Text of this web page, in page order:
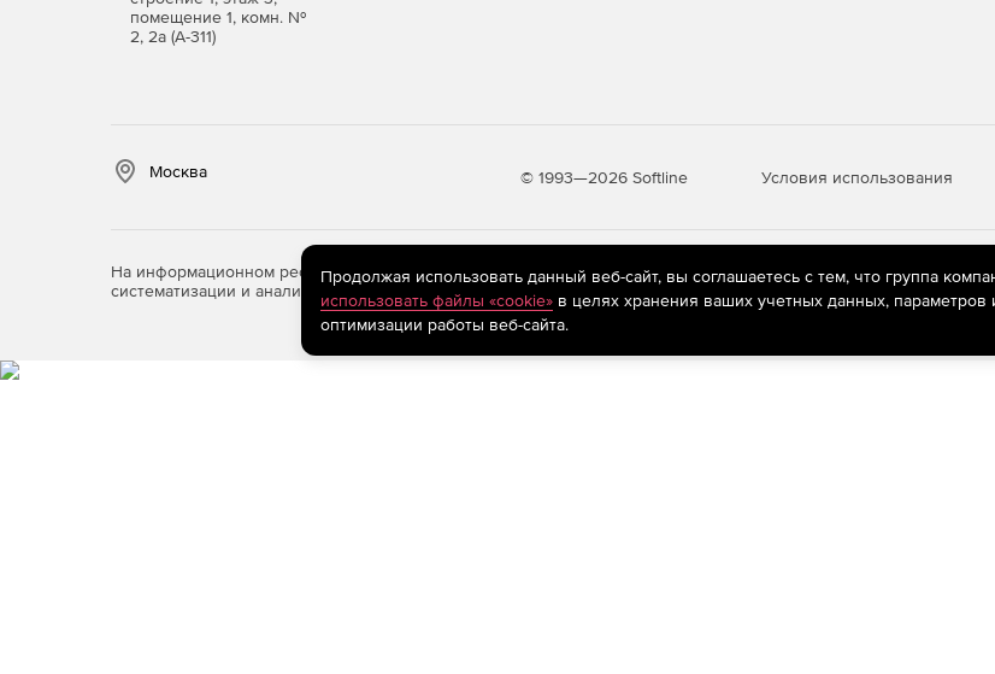
помещение 1, комн. №
2, 2а (А-311)
Москва © 1993—2026 Softline Условия использования
На информационном ресурсе store.softline.ru применяютсярекомендательные технологии(информационные
систематизации и анализа сведений, относящихся к предпочтениям пользователей сети «Интернет»,
Продолжая использовать данный веб-сайт, вы соглашаетесь с тем, что группа
использовать файлы «cookie»в целях хранения ваших учетных данных, параметров
оптимизации работы веб-сайта.